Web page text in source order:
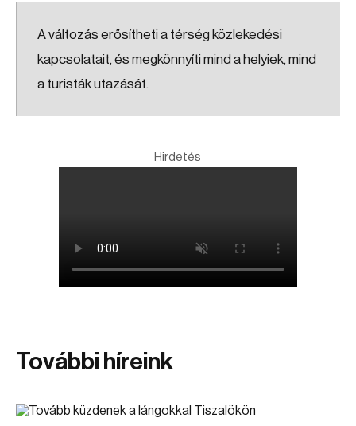
A változás erősítheti a térség közlekedési
kapcsolatait, és megkönnyíti mind a helyiek, mind
a turisták utazását.
Hirdetés
További híreink